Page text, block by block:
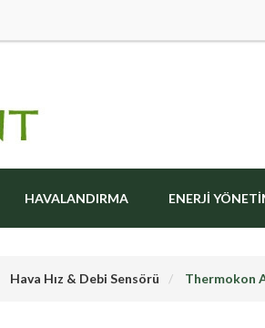
HAVALANDIRMA ENERJI
Hava Hız & Debi Sensörü Thermokon